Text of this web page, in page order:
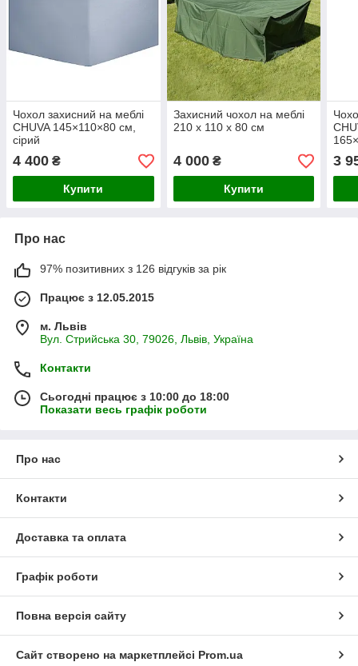
Чохол захисний на меблі
CHUVA 145×110×80 см,
сірий
4 400 ₴
Купити
Захисний чохол на меблі
210 х 110 х 80 см
4 000₴
Купити
3
Про нас
97% позитивних з 126 відгуків за рік
Працює з 12.05.2015
м. Львів
Вул. Стрийська 30, 79026, Львів, Україна
Контакти
Сьогодні працює з 10:00 до 18:00
Показати весь графік роботи
Про нас
Контакти
Доставка та оплата
Графік роботи
Повна версія сайту
Сайт створено на маркетплейсі Prom.ua